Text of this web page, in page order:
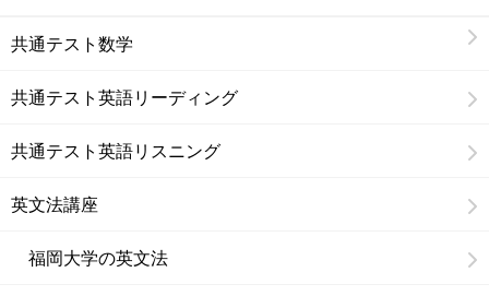
共通テスト数学
共通テスト英語リーディング
共通テスト英語リスニング
英文法講座
福岡大学の英文法